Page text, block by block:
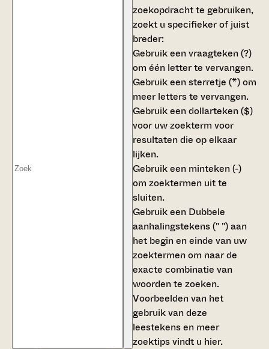
zoekopdracht te gebruiken,
zoekt u specifieker of juist
breder:
Gebruik eenvraagteken (?)
om één letter te vervangen.
Gebruik eensterretje (*)om
meer letters te vervangen.
Gebruik eendollarteken ($)
voor uw zoekterm voor
resultaten die op elkaar
lijken.
Gebruik een minteken (-)
om zoektermen uit te
sluiten.
Gebruik een Dubbele
aanhalingstekens (" ")aan
het begin en einde van uw
zoektermen om naar de
exacte combinatie van
woorden te zoeken.
Voorbeelden van het
gebruik van deze
leestekens en meer
zoektips vindt u hier.